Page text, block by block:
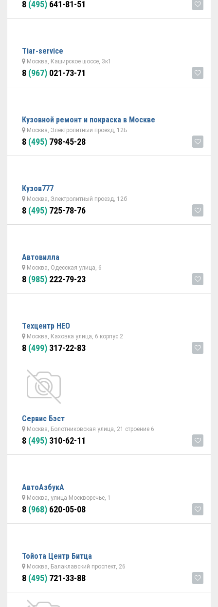
8 (495) 641-81-51
Tiar-service
Москва, Каширское шоссе, 3к1
8 (967) 021-73-71
Кузовной ремонт и покраска в Москве
Москва, Электролитный проезд, 12Б
8 (495) 798-45-28
Кузов777
Москва, Электролитный проезд, 12б
8 (495) 725-78-76
Автовилла
Москва, Одесская улица, 6
8 (985) 222-79-23
Техцентр НЕО
Москва, Каховка улица, 6 корпус 2
8 (499) 317-22-83
Сервис Бэст
Москва, Болотниковская улица, 21 строение 6
8 (495) 310-62-11
АвтоАзбукА
Москва, улица Москворечье, 1
8 (968) 620-05-08
Тойота Центр Битца
Москва, Балаклавский проспект, 26
8 (495) 721-33-88